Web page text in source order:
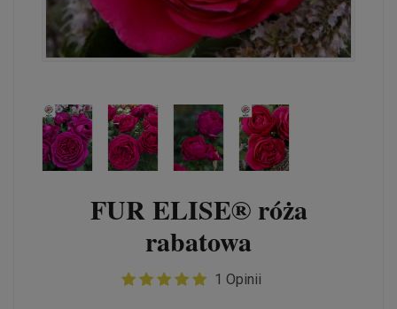
FUR ELISE® róża
rabatowa
1 Opinii